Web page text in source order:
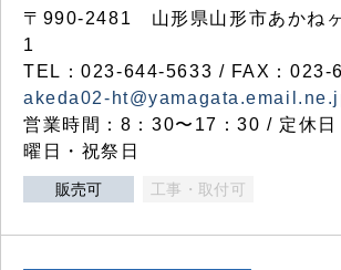
〒990-2481 山形県山形市あかね
1
TEL：023-644-5633 / FAX：023-
akeda02-
営業時間：8：30〜17：30 / 定休日
曜日・祝祭日
販売可 工事・取付可